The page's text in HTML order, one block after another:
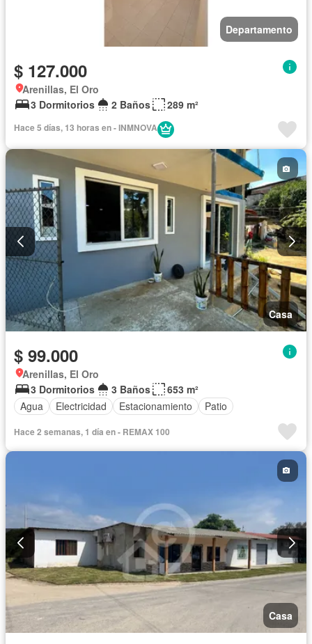
Departamento
$ 127.000
Arenillas, El Oro
3 Dormitorios
2 Baños 289 m²
Hace 5 días, 13 horas en - INMNOVA
Casa
$ 99.000
Arenillas, El Oro
3 Dormitorios
3 Baños
653 m²
Agua
Electricidad Estacionamiento Patio
Hace 2 semanas, 1 día en - REMAX 100
Casa